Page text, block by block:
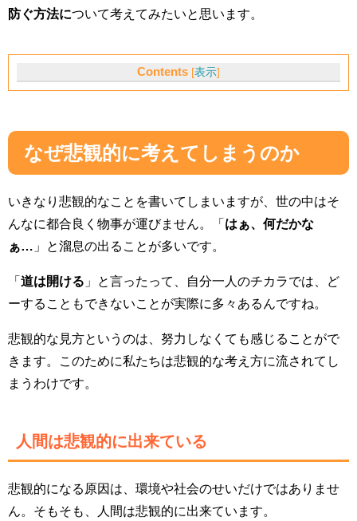
防ぐ方法について考えてみたいと思います。
Contents [表示]
なぜ悲観的に考えてしまうのか
いきなり悲観的なことを書いてしまいますが、世の中はそ
んなに都合良く物事が運びません。「 はぁ、何だかな
ぁ… 」と溜息の出ることが多いです。
「 道は開ける 」と言ったって、自分一人のチカラでは、ど
ーすることもできないことが実際に多々あるんですね。
悲観的な見方というのは、努力しなくても感じることがで
きます。このために私たちは悲観的な考え方に流されてし
まうわけです。
人間は悲観的に出来ている
悲観的になる原因は、環境や社会のせいだけではありませ
ん。そもそも、人間は悲観的に出来ています。